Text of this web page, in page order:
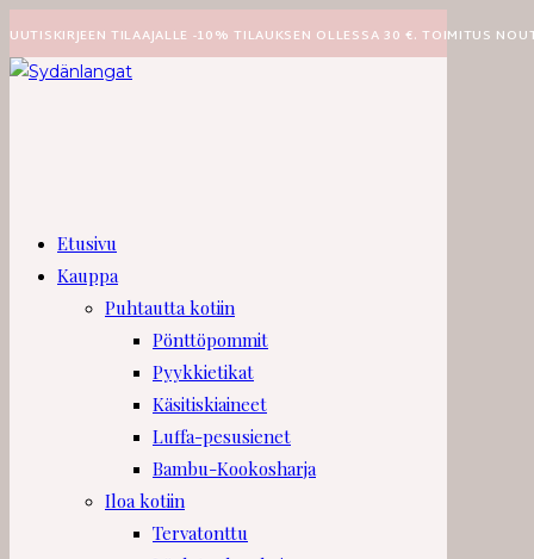
suoraan
sisältöön
UUTISKIRJEEN TILAAJALLE -10% TILAUKSEN OLLESSA 30 €. TOIMITUS
Etusivu
Kauppa
Puhtautta kotiin
Pönttöpommit
Pyykkietikat
Käsitiskiaineet
Luffa-pesusienet
Bambu-Kookosharja
Iloa kotiin
Tervatonttu